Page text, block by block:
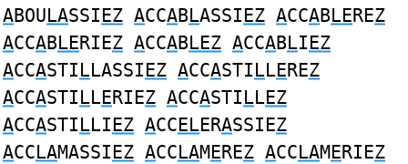
ABOULASSIEZ ACCABLASSIEZ ACCABLEREZ
ACCABLERIEZ ACCABLEZ ACCABLIEZ
ACCASTILLASSIEZ ACCASTILLEREZ
ACCASTILLERIEZ ACCASTILLEZ
ACCASTILLIEZ ACCELERASSIEZ
ACCLAMASSIEZ ACCLAMEREZ ACCLAMERIEZ